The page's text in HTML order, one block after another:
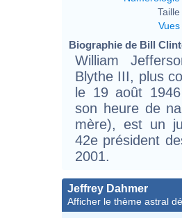
Taille
Vues
Biographie de Bill
William
Blythe III, plus
le 19 août
son heure de
mère), est un
42e président
2001.
Jeffrey Dahmer
Afficher le thème astral